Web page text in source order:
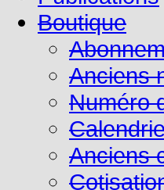
Boutique
Anciens
Numéro
Anciens